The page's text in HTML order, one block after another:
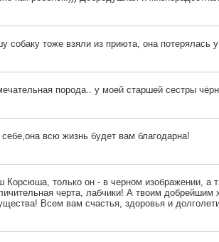
тоже взяли из приюта, она потерялась у
порода.. у моей старшей сестры
всю жизнь будет вам благодарна!
Корсюша, только он - в черном изображении, а
черта, лабчики! А твоим добрейшим
Всем вам счастья, здоровья и